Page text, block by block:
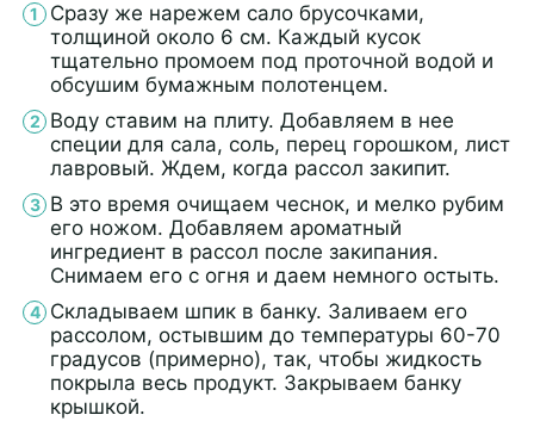
Сразу же нарежем сало брусочками,
толщиной около 6 см. Каждый кусок
тщательно промоем под проточной водой и
обсушим бумажным полотенцем.
Воду ставим на плиту. Добавляем в нее
специи для сала, соль, перец горошком, лист
лавровый. Ждем, когда рассол закипит.
В это время очищаем чеснок, и мелко рубим
его ножом. Добавляем ароматный
ингредиент в рассол после закипания.
Снимаем его с огня и даем немного остыть.
Складываем шпик в банку. Заливаем его
рассолом, остывшим до температуры 60-70
градусов (примерно), так, чтобы жидкость
покрыла весь продукт. Закрываем банку
крышкой.